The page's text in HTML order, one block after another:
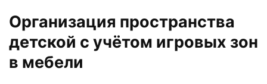
Организация пространства
детской с учётом игровых зон
в мебели